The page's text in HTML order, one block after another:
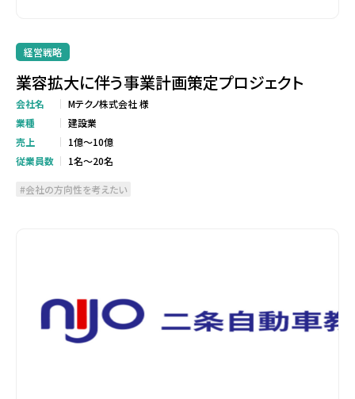
経営戦略
業容拡大に伴う事業計画策定プロジェクト
会社名
Mテクノ株式会社 様
業種
建設業
売上
1億～10億
従業員数
1名～20名
会社の方向性を考えたい